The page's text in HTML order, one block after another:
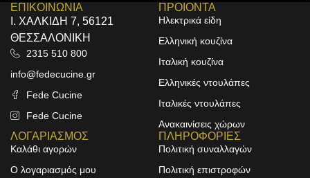
ΕΠΙΚΟΙΝΩΝΙΑ
Ι. ΧΑΛΚΙΔΗ 7, 56121
ΘΕΣΣΑΛΟΝΙΚΗ
2315 510 800
info@fedecucine.gr
Fede Cucine
Fede Cucine
ΠΡΟΙΟΝΤΑ
Ηλεκτρικά είδη
Ελληνική κουζίνα
Ιταλική κουζίνα
Ελληνικές ντουλάπες
Ιταλικές ντουλάπες
Ανακαινίσεις χώρων
ΛΟΓΑΡΙΑΣΜΟΣ
Καλάθι αγορών
Ο λογαριασμός μου
ΠΛΗΡΟΦΟΡΙΕΣ
Πολιτική συναλλαγών
Πολιτική επιστροφών